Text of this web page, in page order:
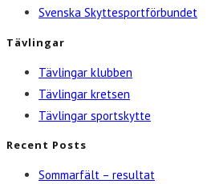
Svenska Skyttesportförbundet
Tävlingar
Tävlingar klubben
Tävlingar kretsen
Tävlingar sportskytte
Recent Posts
Sommarfält – resultat